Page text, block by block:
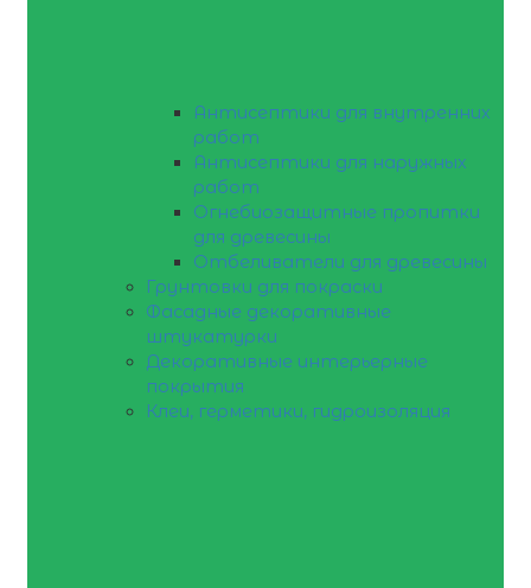
Антисептики для внутренних
работ
Антисептики для наружных
работ
Огнебиозащитные пропитки
для древесины
Отбеливатели для древесины
Грунтовки для покраски
Фасадные декоративные
штукатурки
Декоративные интерьерные
покрытия
Клеи, герметики, гидроизоляция